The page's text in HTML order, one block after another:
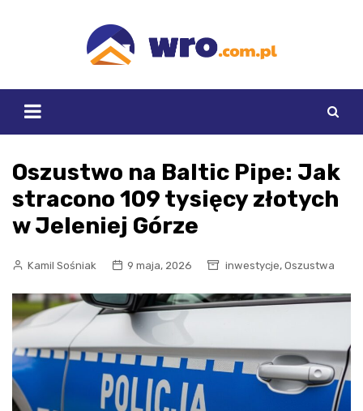
Oszustwo na Baltic Pipe: Jak
stracono 109 tysięcy złotych
w Jeleniej Górze
Kamil Sośniak 9 maja, 2026 inwestycje, Oszustwa